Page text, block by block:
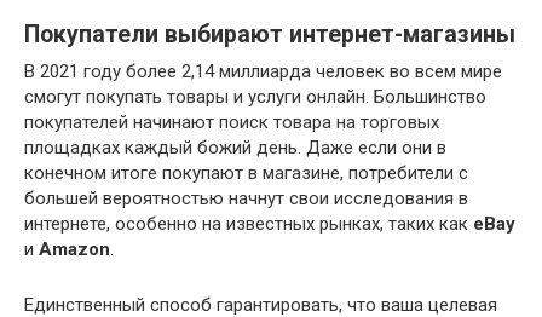
Покупатели выбирают интернет-магазины
В 2021 году более 2,14 миллиарда человек во всем мире
смогут покупать товары и услуги онлайн. Большинство
покупателей начинают поиск товара на торговых
площадках каждый божий день. Даже если они в
конечном итоге покупают в магазине, потребители с
большей вероятностью начнут свои исследования в
интернете, особенно на известных рынках, таких как eBay
и Amazon.
Единственный способ гарантировать, что ваша целевая